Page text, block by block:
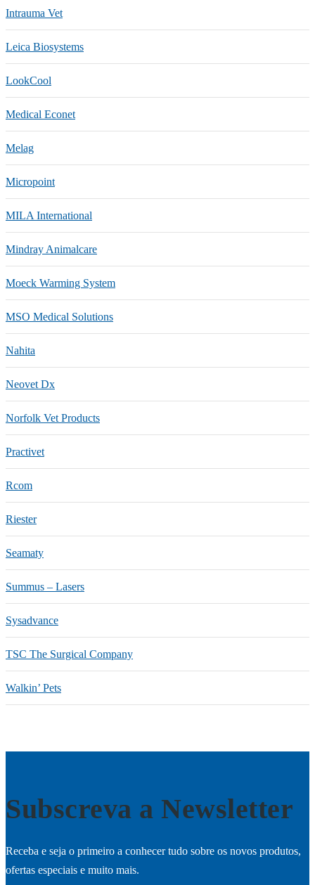
Intrauma Vet
Leica Biosystems
LookCool
Medical Econet
Melag
Micropoint
MILA International
Mindray Animalcare
Moeck Warming System
MSO Medical Solutions
Nahita
Neovet Dx
Norfolk Vet Products
Practivet
Rcom
Riester
Seamaty
Summus – Lasers
Sysadvance
TSC The Surgical Company
Walkin’ Pets
Subscreva a Newsletter
Receba e seja o primeiro a conhecer tudo sobre os novos produtos,
ofertas especiais e muito mais.